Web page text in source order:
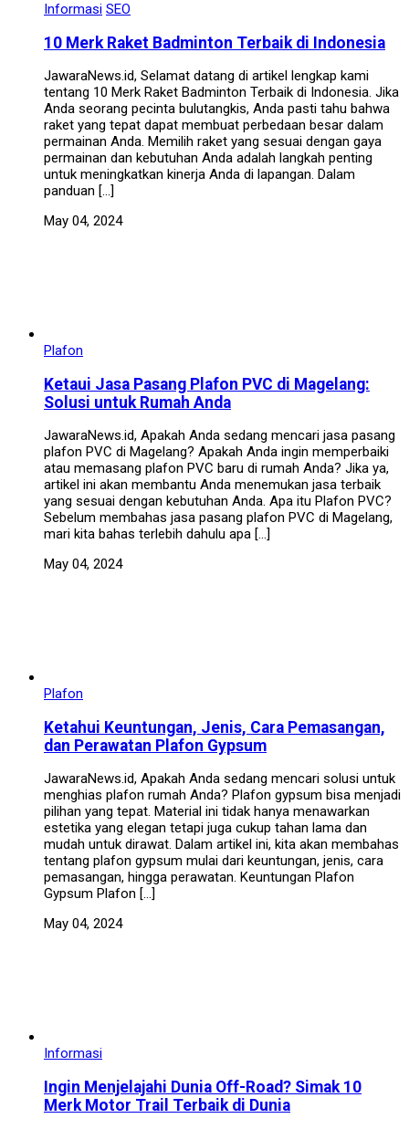
Informasi SEO
10 Merk Raket Badminton Terbaik di Indonesia
JawaraNews.id, Selamat datang di artikel lengkap kami
tentang 10 Merk Raket Badminton Terbaik di Indonesia. Jika
Anda seorang pecinta bulutangkis, Anda pasti tahu bahwa
raket yang tepat dapat membuat perbedaan besar dalam
permainan Anda. Memilih raket yang sesuai dengan gaya
permainan dan kebutuhan Anda adalah langkah penting
untuk meningkatkan kinerja Anda di lapangan. Dalam
panduan […]
May 04, 2024
Plafon
Ketaui Jasa Pasang Plafon PVC di Magelang:
Solusi untuk Rumah Anda
JawaraNews.id, Apakah Anda sedang mencari jasa pasang
plafon PVC di Magelang? Apakah Anda ingin memperbaiki
atau memasang plafon PVC baru di rumah Anda? Jika ya,
artikel ini akan membantu Anda menemukan jasa terbaik
yang sesuai dengan kebutuhan Anda. Apa itu Plafon PVC?
Sebelum membahas jasa pasang plafon PVC di Magelang,
mari kita bahas terlebih dahulu apa […]
May 04, 2024
Plafon
Ketahui Keuntungan, Jenis, Cara Pemasangan,
dan Perawatan Plafon Gypsum
JawaraNews.id, Apakah Anda sedang mencari solusi untuk
menghias plafon rumah Anda? Plafon gypsum bisa menjadi
pilihan yang tepat. Material ini tidak hanya menawarkan
estetika yang elegan tetapi juga cukup tahan lama dan
mudah untuk dirawat. Dalam artikel ini, kita akan membahas
tentang plafon gypsum mulai dari keuntungan, jenis, cara
pemasangan, hingga perawatan. Keuntungan Plafon
Gypsum Plafon […]
May 04, 2024
Informasi
Ingin Menjelajahi Dunia Off-Road? Simak 10
Merk Motor Trail Terbaik di Dunia